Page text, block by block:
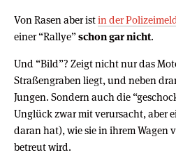
Von Rasen aber istin der
einer “Rallye”schon gar nicht.
Und “Bild”? Zeigt nicht nur das
Straßengraben liegt, und neben
Jungen. Sondern auch die
Unglück zwar mit verursacht, aber
daran hat), wie sie in ihrem Wagen
betreut wird.